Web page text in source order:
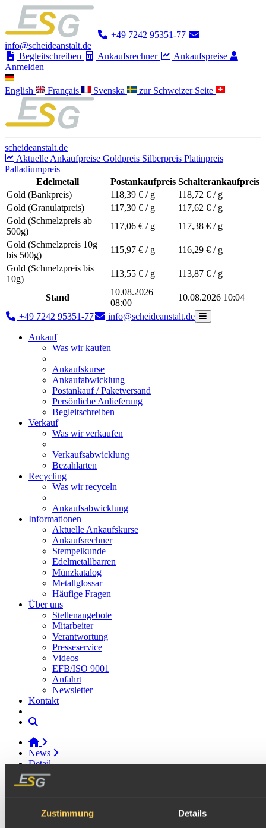
Zustimmung Details
+49 7242 95351-77
info@scheideanstalt.de
Begleitschreiben
Ankaufsrechner
Ankaufspreise
Anmelden
English Français Svenska zur Schweizer Seite
scheideanstalt.de
Aktuelle Ankaufpreise Goldpreis Silberpreis Platinpreis
Palladiumpreis
Edelmetall
Postankaufpreis Schalterankaufpreis
Gold (Bankpreis)
118,39 € / g 118,72 € / g
Gold (Granulatpreis)
117,30 € / g 117,62 € / g
Gold (Schmelzpreis ab
500g)
117,06 € / g 117,38 € / g
Gold (Schmelzpreis 10g
bis 500g)
115,97 € / g 116,29 € / g
Gold (Schmelzpreis bis
10g)
113,55 € / g 113,87 € / g
Stand
10.08.2026
08:00
10.08.2026 10:04
+49 7242 95351-77 info@scheideanstalt.de
Ankauf
Was wir kaufen
Ankaufskurse
Ankaufabwicklung
Postankauf / Paketversand
Persönliche Anlieferung
Begleitschreiben
Verkauf
Was wir verkaufen
Verkaufsabwicklung
Bezahlarten
Recycling
Was wir recyceln
Ankaufsabwicklung
Informationen
Aktuelle Ankaufskurse
Ankaufsrechner
Stempelkunde
Edelmetallbarren
Münzkatalog
Metallglossar
Häufige Fragen
Über uns
Stellenangebote
Mitarbeiter
Verantwortung
Presseservice
Videos
EFB/ISO 9001
Anfahrt
Newsletter
Kontakt
News
Detail
Ein Klassiker – der CombiBar-Adventskalender